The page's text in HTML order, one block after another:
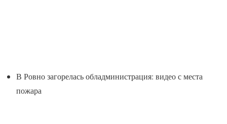
В Ровно загорелась обладминистрация: видео с места
пожара